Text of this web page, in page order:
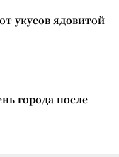
укусов ядовитой
города после